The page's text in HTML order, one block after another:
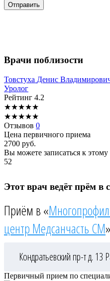
Врачи поблизости
Товстуха Денис
Уролог
Рейтинг 4.2
★★★★★
★★★★★
Отзывов 0
Цена первичного приема
2700 руб.
Вы можете записаться к
52
Этот врач ведёт прём
Приём в «
центр Медсанчасть СМ»
Кондратьевский пр-т д. 13
Первичный прием по